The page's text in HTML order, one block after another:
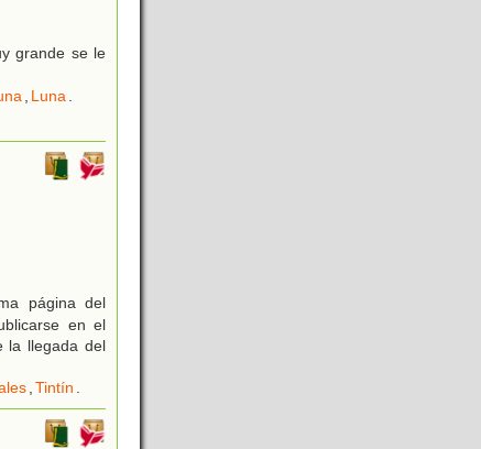
grande se le
, Luna.
página del
en el
la llegada del
Tintín